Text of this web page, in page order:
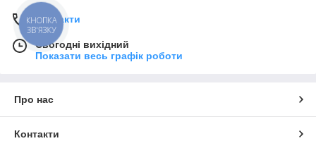
Контакти
Сьогодні вихідний
Показати весь графік роботи
Про нас
Контакти
КНОПКА
ЗВ'ЯЗКУ